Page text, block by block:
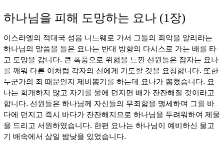
하나님을 피해 도망하는 요나 (1장)
이스라엘의 적대국 성읍 니느웨로 가서 그들의 죄악을 알리라는
하나님의 말씀을 들은 요나는 반대 방향의 다시스로 가는 배를 타
고 도망을 갑니다. 큰 폭풍으로 위협을 느낀 선원들은 잠자는 요나
를 깨워 다른 이처럼 각자의 신에게 기도할 것을 요청합니다. 또한
누군가의 죄 때문인지 제비뽑기를 하는데 요나가 뽑혔습니다. 요
나는 회개하지 않고 자기를 물에 던지면 배가 잔잔해질 것이라고
합니다. 선원들은 하나님께 자신들의 무죄함을 맹세하며 그를 바
다에 던지고 즉시 바다가 잔잔해지므로 하나님을 두려워하여 제물
을 드리고 서원하였습니다. 한편 요나는 하나님이 예비하신 물고
기 배속에서 삼일 밤낮을 있었습니다.